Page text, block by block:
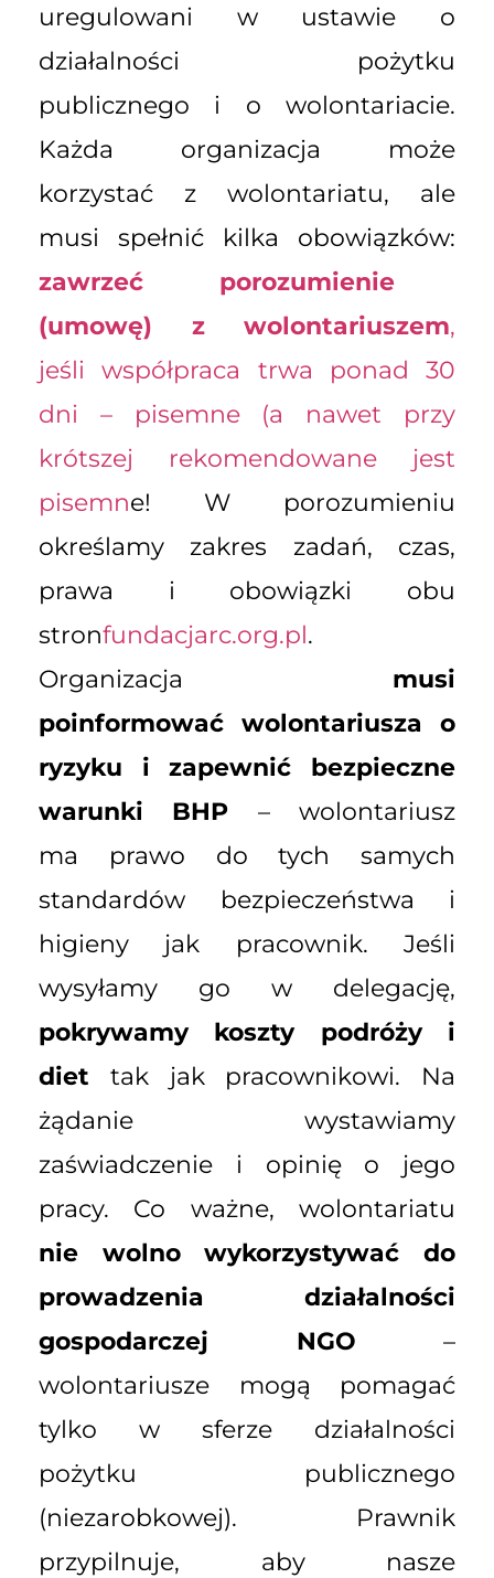
uregulowani w ustawie o
działalności pożytku
publicznego i o wolontariacie.
Każda organizacja może
korzystać z wolontariatu, ale
musi spełnić kilka obowiązków:
zawrzeć porozumienie
(umowę) z wolontariuszem,
jeśli współpraca trwa ponad 30
dni – pisemne (a nawet przy
krótszej rekomendowane jest
pisemne! W porozumieniu
określamy zakres zadań, czas,
prawa i obowiązki obu
stronfundacjarc.org.pl.
Organizacja musi
poinformować wolontariusza o
ryzyku i zapewnić bezpieczne
warunki BHP – wolontariusz
ma prawo do tych samych
standardów bezpieczeństwa i
higieny jak pracownik. Jeśli
wysyłamy go w delegację,
pokrywamy koszty podróży i
diet tak jak pracownikowi. Na
żądanie wystawiamy
zaświadczenie i opinię o jego
pracy. Co ważne, wolontariatu
nie wolno wykorzystywać do
prowadzenia działalności
gospodarczej NGO –
wolontariusze mogą pomagać
tylko w sferze działalności
pożytku publicznego
(niezarobkowej). Prawnik
przypilnuje, aby nasze